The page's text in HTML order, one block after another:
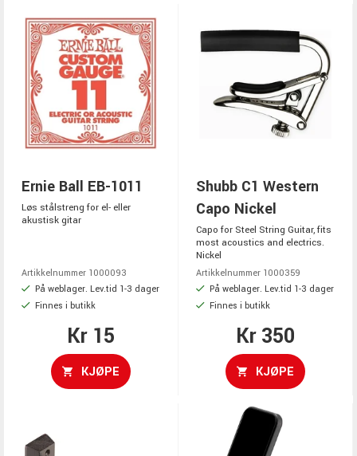
Ernie Ball EB-1011
Løs stålstreng for el- eller
akustisk gitar
Artikkelnummer 1000093
På weblager. Lev.tid 1-3 dager
Finnes i butikk
Kr 15
KJØPE
Shubb C1 Western
Capo Nickel
Capo for Steel String Guitar, fits
most acoustics and electrics.
Nickel
Artikkelnummer 1000359
På weblager. Lev.tid 1-3 dager
Finnes i butikk
Kr 350
KJØPE